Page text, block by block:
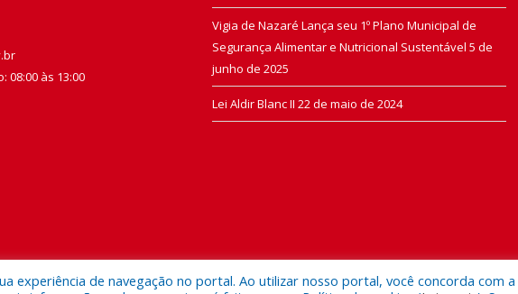
08:00 às 13:00
Vigia de Nazaré Lança seu 1º Plano Municipal de
Segurança Alimentar e Nutricional Sustentável 5 de
junho de 2025
Lei Aldir Blanc II 22 de maio de 2024
experiência de navegação no portal. Ao utilizar nosso portal, você concorda com